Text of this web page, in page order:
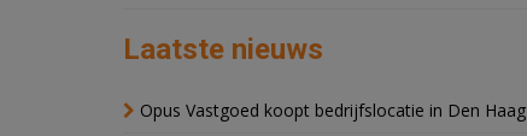
Laatste nieuws
Opus Vastgoed koopt bedrijfslocatie in Den Haag